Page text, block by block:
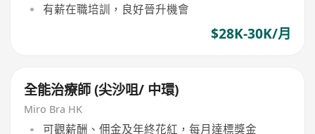
有薪在職培訓，良好晉升機會
$28K-30K/月
全能治療師 (尖沙咀/ 中環)
Miro Bra HK
可觀薪酬、佣金及年終花紅，每月達標獎金